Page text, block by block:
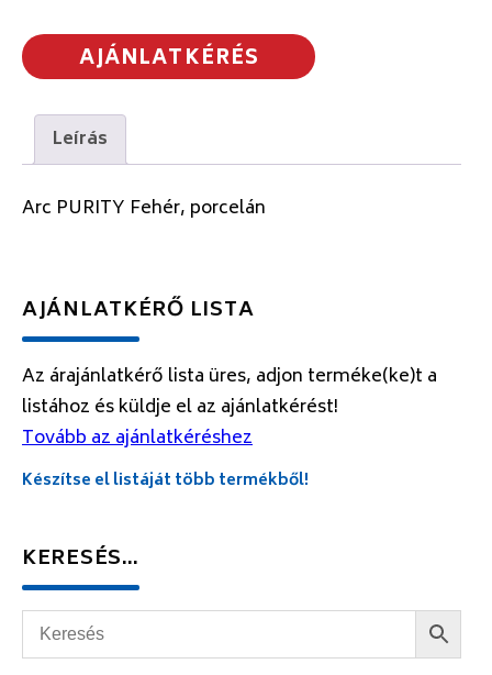
AJÁNLATKÉRÉS
Leírás
Arc PURITY Fehér, porcelán
AJÁNLATKÉRŐ LISTA
Az árajánlatkérő lista üres, adjon terméke(ke)t a
listához és küldje el az ajánlatkérést!
Tovább az ajánlatkéréshez
Készítse el listáját több termékből!
KERESÉS…